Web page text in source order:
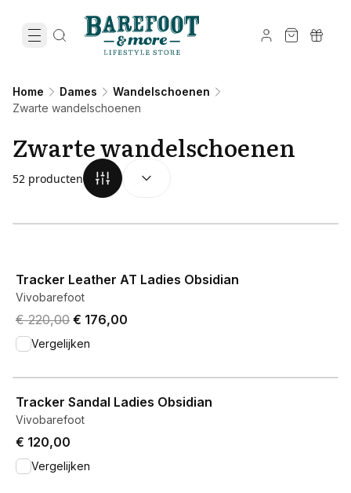
Home Dames
Wandelschoenen
Zwarte wandelschoenen
Zwarte wandelschoenen
52 producten
Tracker Leather AT Ladies Obsidian
Vivobarefoot
Original price was € 220,00.
€ 220,00 Current price is € 176,00.
€ 176,00
Vergelijken
Tracker Sandal Ladies Obsidian
Vivobarefoot
€ 120,00
Vergelijken